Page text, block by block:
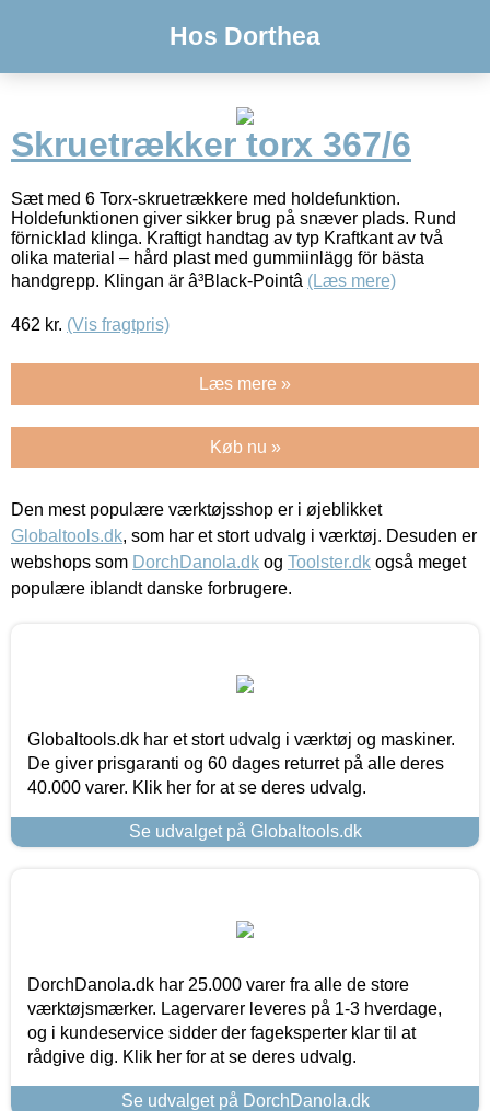
Hos Dorthea
Skruetrækker torx 367/6
Sæt med 6 Torx-skruetrækkere med holdefunktion.
Holdefunktionen giver sikker brug på snæver plads. Rund
förnicklad klinga. Kraftigt handtag av typ Kraftkant av två
olika material – hård plast med gummiinlägg för bästa
handgrepp. Klingan är â³Black-Pointâ (Læs mere)
462 kr. (Vis fragtpris)
Læs mere »
Køb nu »
Den mest populære værktøjsshop er i øjeblikket
Globaltools.dk, som har et stort udvalg i værktøj. Desuden er
webshops som DorchDanola.dk og Toolster.dk også meget
populære iblandt danske forbrugere.
Globaltools.dk har et stort udvalg i værktøj og maskiner.
De giver prisgaranti og 60 dages returret på alle deres
40.000 varer. Klik her for at se deres udvalg.
Se udvalget på Globaltools.dk
DorchDanola.dk har 25.000 varer fra alle de store
værktøjsmærker. Lagervarer leveres på 1-3 hverdage,
og i kundeservice sidder der fageksperter klar til at
rådgive dig. Klik her for at se deres udvalg.
Se udvalget på DorchDanola.dk